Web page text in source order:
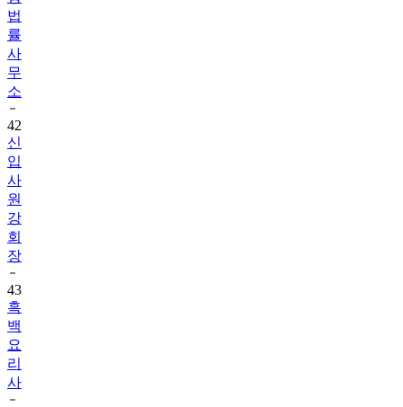
법
률
사
무
소
42
신
입
사
원
강
회
장
43
흑
백
요
리
사